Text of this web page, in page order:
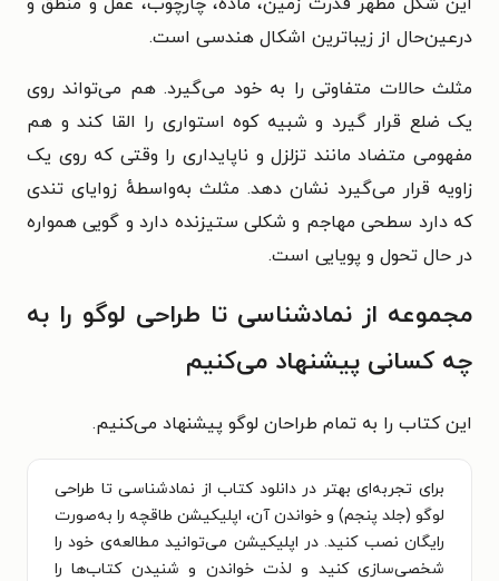
درعین‌حال از زیباترین اشکال هندسی است.
مثلث حالات متفاوتی را به خود می‌گیرد. هم می‌تواند روی
یک ضلع قرار گیرد و شبیه کوه استواری را القا کند و هم
مفهومی متضاد مانند تزلزل و ناپایداری را وقتی که روی یک
زاویه قرار می‌گیرد نشان دهد. مثلث به‌واسطهٔ زوایای تندی
که دارد سطحی مهاجم و شکلی ستیزنده دارد و گویی همواره
در حال تحول و پویایی است.
مجموعه از نمادشناسی تا طراحی لوگو را به
چه کسانی پیشنهاد می‌کنیم
این کتاب را به تمام طراحان لوگو پیشنهاد می‌کنیم.
برای تجربه‌ای بهتر در دانلود کتاب از نمادشناسی تا طراحی
لوگو (جلد پنجم) و خواندن آن، اپلیکیشن طاقچه را به‌صورت
رایگان نصب کنید. در اپلیکیشن می‌توانید مطالعه‌ی خود را
شخصی‌سازی کنید و لذت خواندن و شنیدن کتاب‌ها را